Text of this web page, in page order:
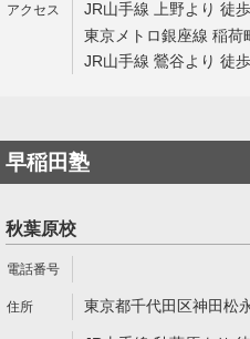
JR山手線 上野より 徒
東京メトロ銀座線 稲荷
JR山手線 鶯谷より 徒
早稲田塾
秋葉原校
東京都千代田区神田松